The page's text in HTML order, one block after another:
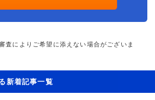
査によりご希望に添えない場合がございま
新着記事一覧